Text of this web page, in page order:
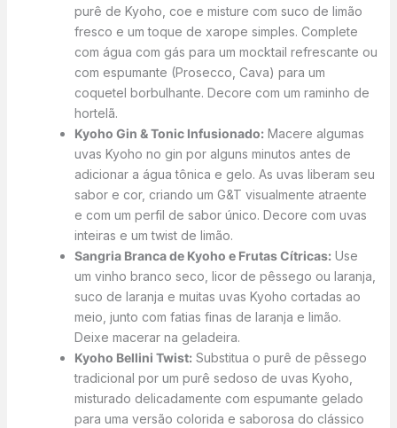
purê de Kyoho, coe e misture com suco de limão
fresco e um toque de xarope simples. Complete
com água com gás para um mocktail refrescante ou
com espumante (Prosecco, Cava) para um
coquetel borbulhante. Decore com um raminho de
hortelã.
Kyoho Gin & Tonic Infusionado:Macere algumas
uvas Kyoho no gin por alguns minutos antes de
adicionar a água tônica e gelo. As uvas liberam seu
sabor e cor, criando um G&T visualmente atraente
e com um perfil de sabor único. Decore com uvas
inteiras e um twist de limão.
Sangria Branca de Kyoho e Frutas Cítricas:Use
um vinho branco seco, licor de pêssego ou laranja,
suco de laranja e muitas uvas Kyoho cortadas ao
meio, junto com fatias finas de laranja e limão.
Deixe macerar na geladeira.
Kyoho Bellini Twist:Substitua o purê de pêssego
tradicional por um purê sedoso de uvas Kyoho,
misturado delicadamente com espumante gelado
para uma versão colorida e saborosa do clássico